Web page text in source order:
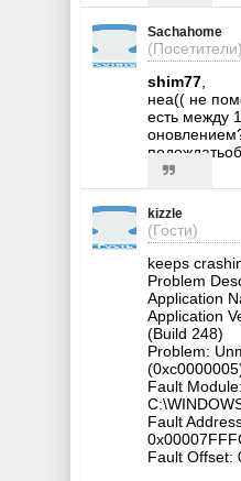
Sachahome
(Посетители)
shim77
неа(( не
есть между
kizzle
(Гости)
keeps
Problem
Application
Application
(Build 248)
Problem:
Fault Module:
Fault
Fault Offset: